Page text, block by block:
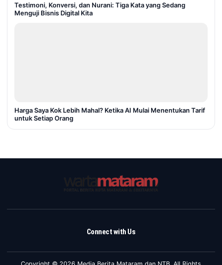
Testimoni, Konversi, dan Nurani: Tiga Kata yang Sedang
Menguji Bisnis Digital Kita
Harga Saya Kok Lebih Mahal? Ketika AI Mulai Menentukan Tarif
untuk Setiap Orang
Connect with Us